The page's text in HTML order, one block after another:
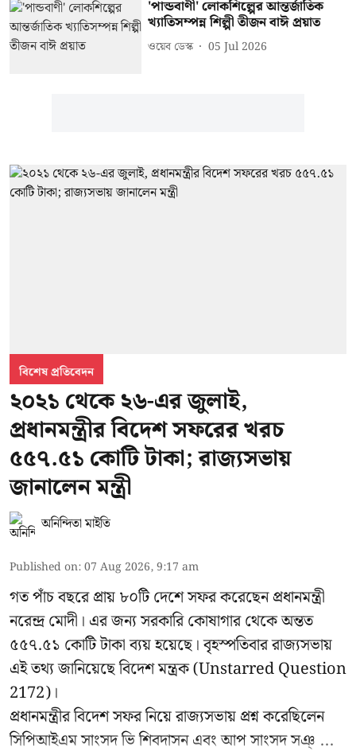
'পান্ডবাণী' লোকশিল্পের আন্তর্জাতিক
খ্যাতিসম্পন্ন শিল্পী তীজন বাঈ প্রয়াত
ওয়েব ডেস্ক 05 Jul 2026
বিশেষ প্রতিবেদন
২০২১ থেকে ২৬-এর জুলাই,
প্রধানমন্ত্রীর বিদেশ সফরের খরচ
৫৫৭.৫১ কোটি টাকা; রাজ্যসভায়
জানালেন মন্ত্রী
অনিন্দিতা মাইতি
Published on:07 Aug 2026, 9:17 am
গত পাঁচ বছরে প্রায় ৮০টি দেশে সফর করেছেন প্রধানমন্ত্রী
নরেন্দ্র মোদী। এর জন্য সরকারি কোষাগার থেকে অন্তত
৫৫৭.৫১ কোটি টাকা ব্যয় হয়েছে। বৃহস্পতিবাররাজ্যসভায়
এই তথ্য জানিয়েছে বিদেশ মন্ত্রক(Unstarred Question
2172)।
প্রধানমন্ত্রীর বিদেশ সফর নিয়ে রাজ্যসভায় প্রশ্ন করেছিলেন
সিপিআইএম সাংসদ ভি শিবদাসন এবং আপ সাংসদ সঞ্ ...